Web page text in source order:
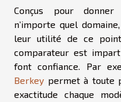
Conçus pour
n’importe quel
leur utilité de ce
comparateur est
font confiance. Par
Berkey permet à toute
exactitude chaque